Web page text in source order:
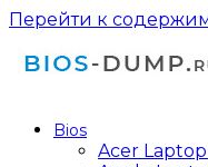
Перейти к
Bios
Acer Laptop